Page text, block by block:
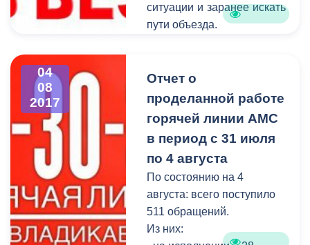
пунктом в Грузию. Стоит
Федерации, граничащая с
иностранным
государством.
ситуации и заранее искать
пути объезда.
04
08
2017
Отчет о
проделанной работе
горячей линии АМС
в период с 31 июля
по 4 августа
По состоянию на 4
августа: всего поступило
511 обращений.
Из них: